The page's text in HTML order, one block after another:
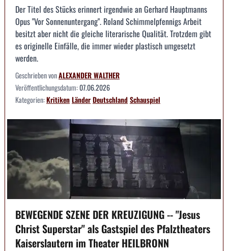
Der Titel des Stücks erinnert irgendwie an Gerhard Hauptmanns
Opus "Vor Sonnenuntergang". Roland Schimmelpfennigs Arbeit
besitzt aber nicht die gleiche literarische Qualität. Trotzdem gibt
es originelle Einfälle, die immer wieder plastisch umgesetzt
werden.
Geschrieben vonALEXANDER WALTHER
Veröffentlichungsdatum:07.06.2026
Kategorien:KritikenLänderDeutschlandSchauspiel
BEWEGENDE SZENE DER KREUZIGUNG -- "Jesus
Christ Superstar" als Gastspiel des Pfalztheaters
Kaiserslautern im Theater HEILBRONN